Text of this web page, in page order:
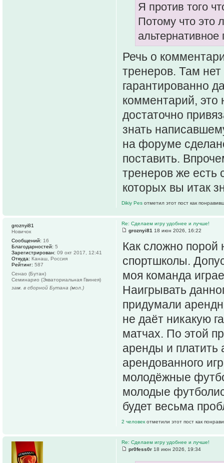
Я против того
Потому что это
Речь о
тренеров. Там
гарантированно
комментарий, это
достаточно
знать
на форуме
поставить.
тренеров же есть
которых вы итак
Dikiy Pes отметил этот пост как
Re: Сделаем игру удобнее и лучше!
groznyi81 18 июн 2026, 16:22
Как сложно
спортшколы.
моя команда
Наигрывать
придумали
не даёт никакую
матчах. По этой
аренды и платить
арендованного
молодёжные
молодые
будет весьма
2 человек отметили этот пост как
groznyi81
Новичок
Сообщений: 16
Благодарностей: 5
Зарегистрирован: 09 окт 2017, 12:41
Откуда: Канаш, Россия
Рейтинг: 587
Сенао (Бутан)
Семинарио (Экваториальная Гвинея)
зам. в сборной Бутана (мол.)
Re: Сделаем игру удобнее и лучше!
pr0fess0r 18 июн 2026, 19:34